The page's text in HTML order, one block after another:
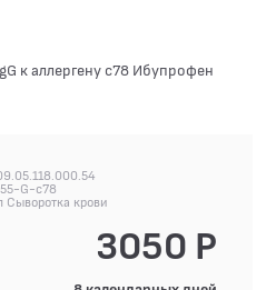
к аллергену c78 Ибупрофен
G-c78
Сыворотка крови
3050 Р